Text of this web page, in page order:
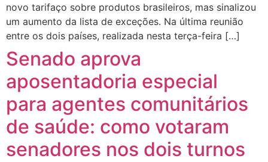
novo tarifaço sobre produtos brasileiros, mas sinalizou
um aumento da lista de exceções. Na última reunião
entre os dois países, realizada nesta terça-feira […]
Senado aprova
aposentadoria especial
para agentes comunitários
de saúde: como votaram
senadores nos dois turnos